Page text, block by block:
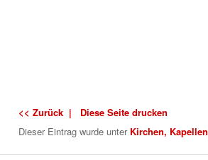
<< Zurück |
Diese Seite drucken
Dieser Eintrag wurde unter Kirchen, Kapellen